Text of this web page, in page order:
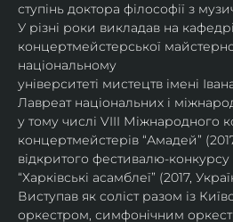
ступінь доктора філософії з
У різні роки викладав на кафедрі
концертмейстерської
національному
університеті мистецтв імені
Лавреат національних і
у тому числі VIII Міжнародного
концертмейстерів “Амадей”
відкритого фестивалю-
“Харківські асамблеї” (2017,
Виступав як соліст разом із
оркестром, симфонічним